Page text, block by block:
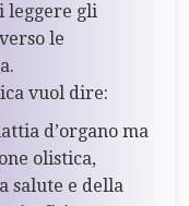
leggere gli
le
vuol dire:
d’organo ma
olistica,
salute e della